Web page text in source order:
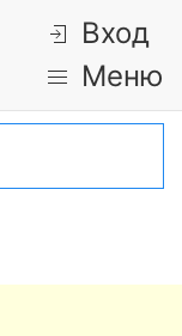
Вход
Меню